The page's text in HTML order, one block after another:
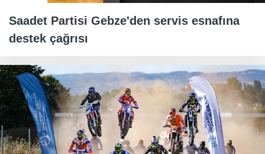
Saadet Partisi Gebze'den servis esnafına
destek çağrısı